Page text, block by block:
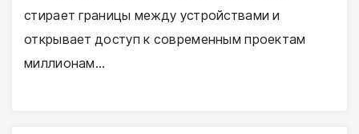
стирает границы между устройствами и
открывает доступ к современным проектам
миллионам…